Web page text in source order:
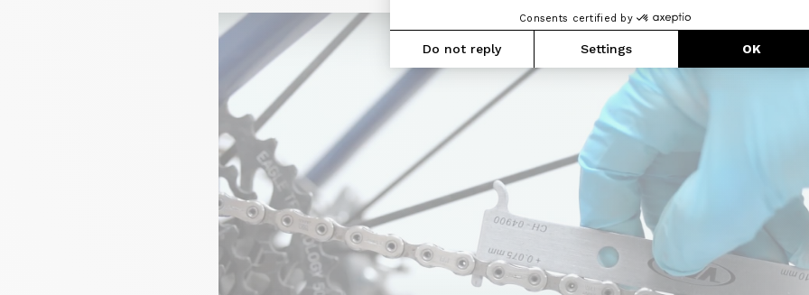
Consents certified by
Do not reply Settings OK